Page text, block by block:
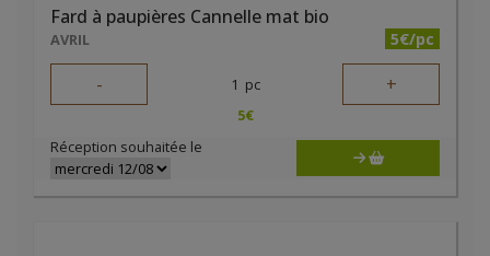
Fard à paupières Cannelle mat bio
AVRIL 5€/pc
- 1 pc +
5€
Réception souhaitée le